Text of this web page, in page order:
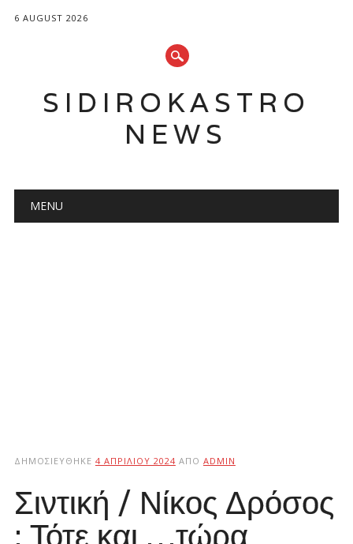
6 AUGUST 2026
SIDIROKASTRO
NEWS
Main menu
MENU
ΔΗΜΟΣΙΕΎΘΗΚΕ 4 ΑΠΡΙΛΊΟΥ 2024 ΑΠΌ ADMIN
Σιντική / Νίκος Δρόσος
: Τότε και …τώρα